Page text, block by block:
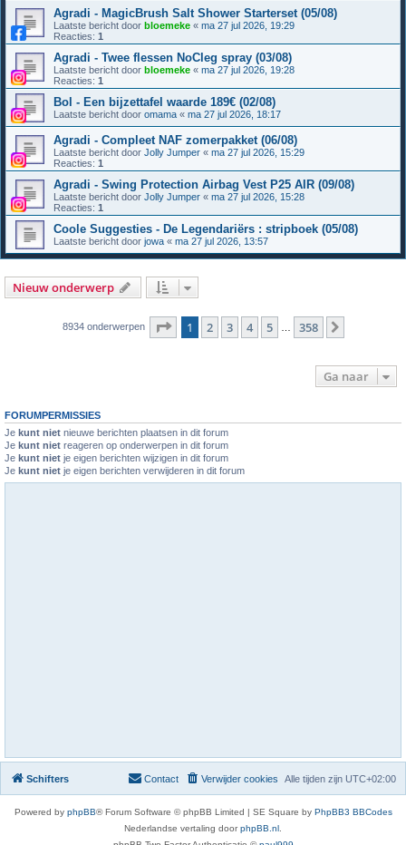
Agradi - MagicBrush Salt Shower Starterset (05/08)
Laatste bericht door bloemeke « ma 27 jul 2026, 19:29
Reacties: 1
Agradi - Twee flessen NoCleg spray (03/08)
Laatste bericht door bloemeke « ma 27 jul 2026, 19:28
Reacties: 1
Bol - Een bijzettafel waarde 189€ (02/08)
Laatste bericht door omama « ma 27 jul 2026, 18:17
Agradi - Compleet NAF zomerpakket (06/08)
Laatste bericht door Jolly Jumper « ma 27 jul 2026, 15:29
Reacties: 1
Agradi - Swing Protection Airbag Vest P25 AIR (09/08)
Laatste bericht door Jolly Jumper « ma 27 jul 2026, 15:28
Reacties: 1
Coole Suggesties - De Legendariërs : stripboek (05/08)
Laatste bericht door jowa « ma 27 jul 2026, 13:57
Nieuw onderwerp
8934 onderwerpen Pagina van 358
1 2 3 4 5 358
Ga naar
FORUMPERMISSIES
Je kunt niet nieuwe berichten plaatsen in dit forum
Je kunt niet reageren op onderwerpen in dit forum
Je kunt niet je eigen berichten wijzigen in dit forum
Je kunt niet je eigen berichten verwijderen in dit forum
Schifters Alle tijden zijn UTC+02:00
Verwijder cookies
Contact
Powered by phpBB® Forum Software © phpBB Limited | SE Square by PhpBB3 BBCodes
Nederlandse vertaling doorphpBB.nl